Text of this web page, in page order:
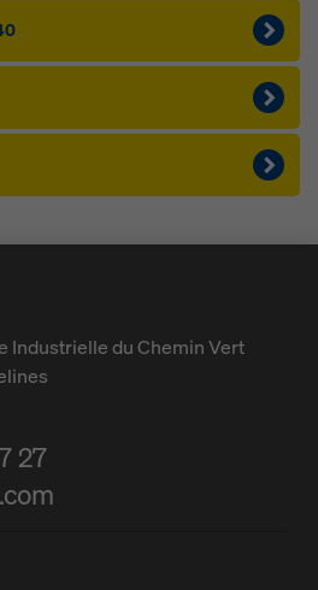
Industrielle du Chemin Vert
27